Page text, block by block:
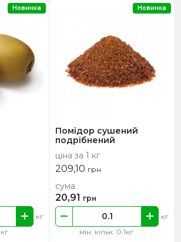
кг
Новинка
Помідор сушений
подрібнений
ціна за 1 кг
209,10 грн
мін. кільк. 0.1кг
кг
сума
20,91 грн
Новинка